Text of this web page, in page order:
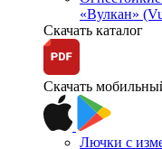
«Вулкан»
Скачать каталог
Скачать
Лючки с